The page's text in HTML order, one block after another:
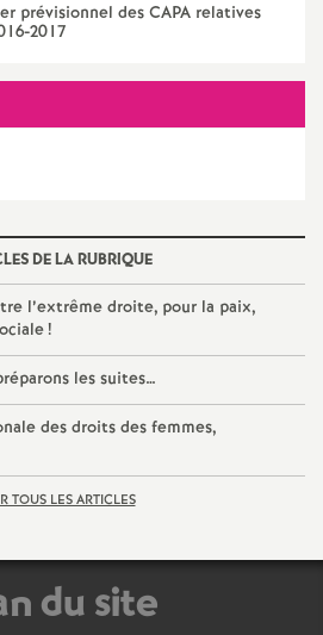
O
r
é
a
n
s
T
u
prévisionnel des CAPA relatives
2017
DE LA RUBRIQUE
l’extrême droite, pour la paix,
!
les suites…
des droits des femmes,
TOUS LES ARTICLES
du site